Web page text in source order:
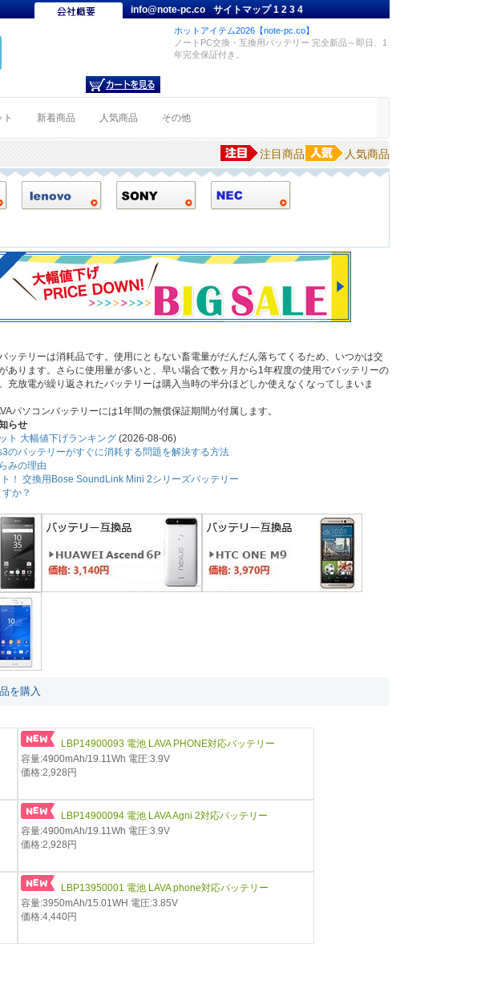
info@note-pc.co サイトマップ1234
ホットアイテム2026【note-pc.co】
ノートPC交換・互換用バッテリー 完全新品～即日、1
年完全保証付き。
新着商品 人気商品 その他
人気商品
注目商品
ッテリーは消耗品です。使用にともない畜電量がだんだん落ちてくるため、いつかは交
あります。さらに使用量が多いと、早い場合で数ヶ月から1年程度の使用でバッテリーの
充放電が繰り返されたバッテリーは購入当時の半分ほどしか使えなくなってしまいま
パソコンバッテリーには1年間の無償保証期間が付属します。
らせ
ト 大幅値下げランキング(2026-08-06)
のバッテリーがすぐに消耗する問題を解決する方法
みの理由
！ 交換用Bose SoundLink Mini 2シリーズバッテリー
か？
を購入
LBP14900093 電池 LAVA PHONE対応バッテリー
容量:4900mAh/19.11Wh 電圧:3.9V
価格:2,928円
LBP14900094 電池 LAVA Agni 2対応バッテリー
容量:4900mAh/19.11Wh 電圧:3.9V
価格:2,928円
LBP13950001 電池 LAVA phone対応バッテリー
容量:3950mAh/15.01WH 電圧:3.85V
価格:4,440円